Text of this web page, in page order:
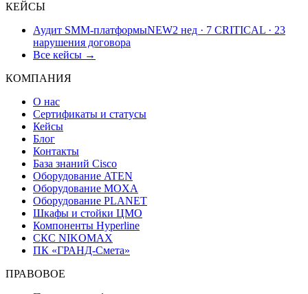
КЕЙСЫ
Аудит SMM-платформыNEW2 нед · 7 CRITICAL · 23
нарушения договора
Все кейсы →
КОМПАНИЯ
О нас
Сертификаты и статусы
Кейсы
Блог
Контакты
База знаний Cisco
Оборудование ATEN
Оборудование MOXA
Оборудование PLANET
Шкафы и стойки ЦМО
Компоненты Hyperline
СКС NIKOMAX
ПК «ГРАНД-Смета»
ПРАВОВОЕ